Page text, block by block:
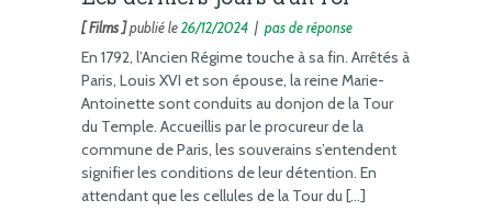
[ Films ]publié le26/12/2024 | pas de réponse
En 1792, l’Ancien Régime touche à sa fin. Arrêtés à
Paris, Louis XVI et son épouse, la reine Marie-
Antoinette sont conduits au donjon de la Tour
du Temple. Accueillis par le procureur de la
commune de Paris, les souverains s’entendent
signifier les conditions de leur détention. En
attendant que les cellules de la Tour du […]